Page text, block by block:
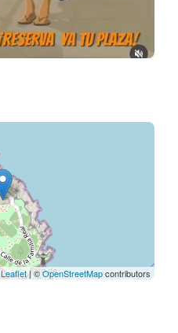
Leaflet| ©OpenStreetMapcontributors